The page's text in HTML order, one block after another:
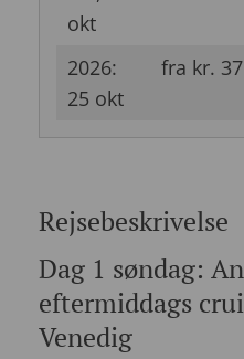
okt
2026:
25 okt
fra kr.
Rejsebeskrivelse
Dag 1 søndag:
eftermiddags
Venedig